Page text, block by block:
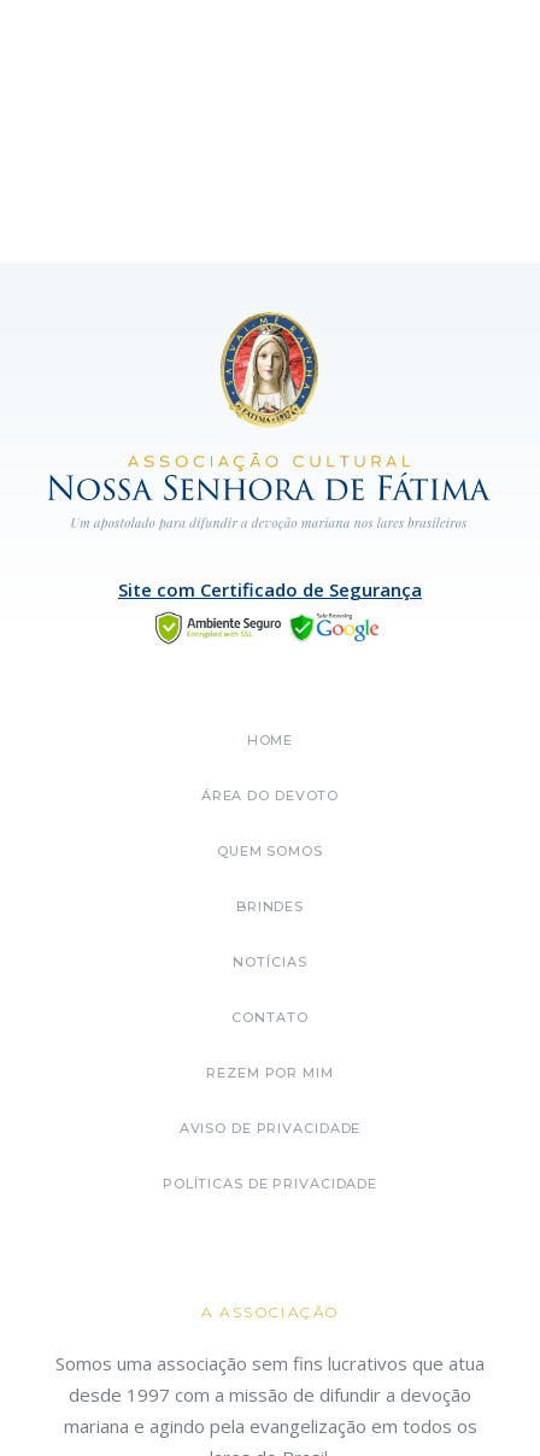
Site com Certificado de Segurança
HOME
ÁREA DO DEVOTO
QUEM SOMOS
BRINDES
NOTÍCIAS
CONTATO
REZEM POR MIM
AVISO DE PRIVACIDADE
POLÍTICAS DE PRIVACIDADE
A ASSOCIAÇÃO
Somos uma associação sem fins lucrativos que atua
desde 1997 com a missão de difundir a devoção
mariana e agindo pela evangelização em todos os